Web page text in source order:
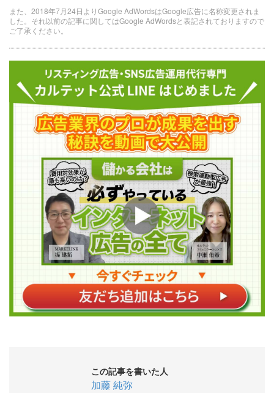
また、2018年7月24日よりGoogle AdWordsはGoogle広告に名称変更されま
した。それ以前の記事に関してはGoogle AdWordsと表記されておりますので
ご了承ください。
この記事を書いた人
加藤 純弥